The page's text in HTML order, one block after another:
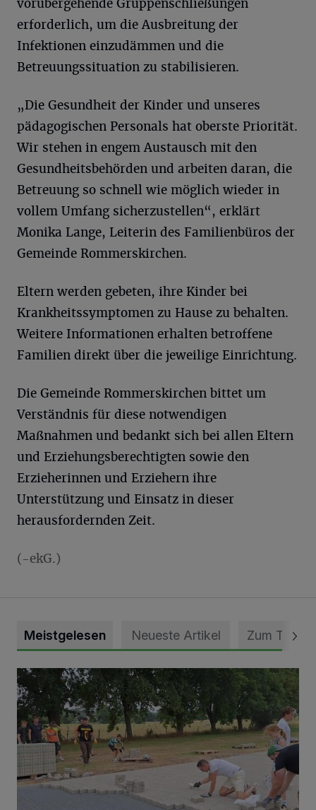
vorübergehende Gruppenschließungen
erforderlich, um die Ausbreitung der
Infektionen einzudämmen und die
Betreuungssituation zu stabilisieren.
„Die Gesundheit der Kinder und unseres
pädagogischen Personals hat oberste Priorität.
Wir stehen in engem Austausch mit den
Gesundheitsbehörden und arbeiten daran, die
Betreuung so schnell wie möglich wieder in
vollem Umfang sicherzustellen“, erklärt
Monika Lange, Leiterin des Familienbüros der
Gemeinde Rommerskirchen.
Eltern werden gebeten, ihre Kinder bei
Krankheitssymptomen zu Hause zu behalten.
Weitere Informationen erhalten betroffene
Familien direkt über die jeweilige Einrichtung.
Die Gemeinde Rommerskirchen bittet um
Verständnis für diese notwendigen
Maßnahmen und bedankt sich bei allen Eltern
und Erziehungsberechtigten sowie den
Erzieherinnen und Erziehern ihre
Unterstützung und Einsatz in dieser
herausfordernden Zeit.
(-ekG.)
Meistgelesen Neueste Artikel Zum Thema
Pünktlich zum Schützenfest den Weg zum Festzelt